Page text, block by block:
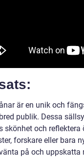
är en unik och
publik. Dessa
skönhet och
forskare eller bara
på och uppskatta